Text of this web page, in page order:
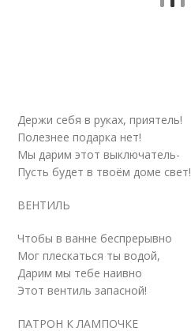
Держи себя в руках, приятель!
Полезнее подарка нет!
Мы дарим этот выключатель-
Пусть будет в твоём доме свет!
ВЕНТИЛЬ
Чтобы в ванне беспрерывно
Мог плескаться ты водой,
Дарим мы тебе наивно
Этот вентиль запасной!
ПАТРОН К ЛАМПОЧКЕ